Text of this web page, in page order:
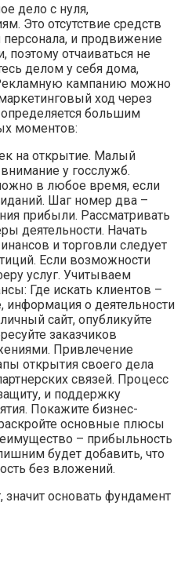
дело с нуля,
Это отсутствие средств
и продвижение
поэтому отчаиваться не
делом у себя дома,
Рекламную кампанию можно
ход через
большим
моментов:
на открытие. Малый
у госслужб.
в любое время, если
Шаг номер два –
прибыли. Рассматривать
деятельности. Начать
и торговли следует
Если возможности
услуг. Учитываем
Где искать клиентов –
о деятельности
сайт, опубликуйте
заказчиков
Привлечение
открытия своего дела
связей. Процесс
и поддержку
Покажите бизнес-
основные плюсы
– прибыльность
будет добавить, что
без вложений.
значит основать фундамент